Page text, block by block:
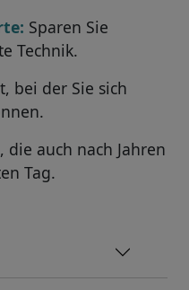
Sparen Sie
Technik.
bei der Sie sich
die auch nach Jahren
Tag.